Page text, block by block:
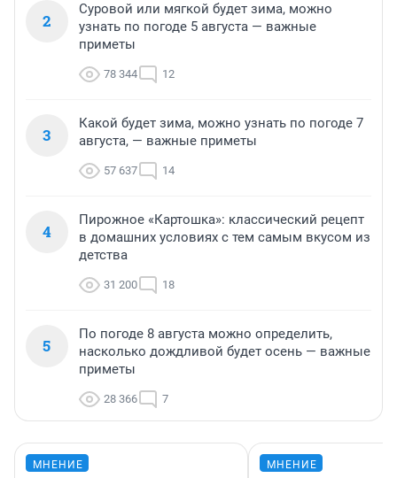
2
Суровой или мягкой будет зима, можно
узнать по погоде 5 августа — важные
приметы
78 344 12
3
Какой будет зима, можно узнать по погоде 7
августа, — важные приметы
57 637 14
4
Пирожное «Картошка»: классический рецепт
в домашних условиях с тем самым вкусом из
детства
31 200 18
5
По погоде 8 августа можно определить,
насколько дождливой будет осень — важные
приметы
28 366 7
МНЕНИЕ МНЕНИЕ